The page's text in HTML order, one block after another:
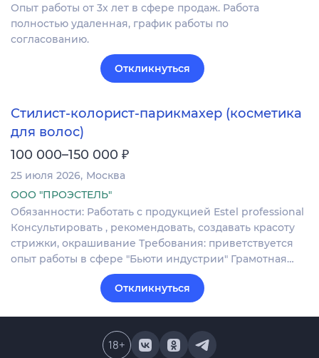
Опыт работы от 3х лет в сфере продаж. Работа
полностью удаленная, график работы по
согласованию.
Откликнуться
Стилист-колорист-парикмахер (косметика
для волос)
100 000–150 000 ₽
25 июля 2026 Москва
ООО "ПРОЭСТЕЛЬ"
Обязанности: Работать с продукцией Estel professional
Консультировать , рекомендовать, создавать красоту
стрижки, окрашивание Требования: приветствуется
опыт работы в сфере "Бьюти индустрии" Грамотная…
Откликнуться
18+